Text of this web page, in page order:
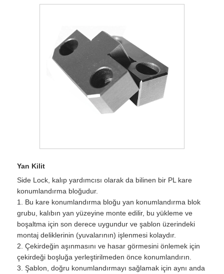
Yan Kilit
Side Lock, kalıp yardımcısı olarak da bilinen bir PL kare
konumlandırma bloğudur.
1. Bu kare konumlandırma bloğu yan konumlandırma blok
grubu, kalıbın yan yüzeyine monte edilir, bu yükleme ve
boşaltma için son derece uygundur ve şablon üzerindeki
montaj deliklerinin (yuvalarının) işlenmesi kolaydır.
2. Çekirdeğin aşınmasını ve hasar görmesini önlemek için
çekirdeği boşluğa yerleştirilmeden önce konumlandırın.
3. Şablon, doğru konumlandırmayı sağlamak için aynı anda